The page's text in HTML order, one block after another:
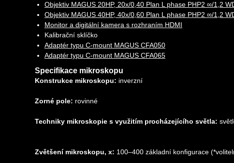
Objektiv MAGUS 20HP, 20х/0,40 Plan L phase PHP2 ∞/1,2
Objektiv MAGUS 40HP, 40х/0,60 Plan L phase PHP2 ∞/1,2
Monitor a digitální kamera s rozhraním HDMI
Kalibrační sklíčko
Adaptér typu C-mount MAGUS CFA050
Adaptér typu C-mount MAGUS CFA065
Specifikace mikroskopu
Konstrukce mikroskopu: inverzní
Zorné pole: rovinné
Techniky mikroskopie s využitím procházejícího světla:
Zvětšení mikroskopu, x: 100–400 základní konfigurace